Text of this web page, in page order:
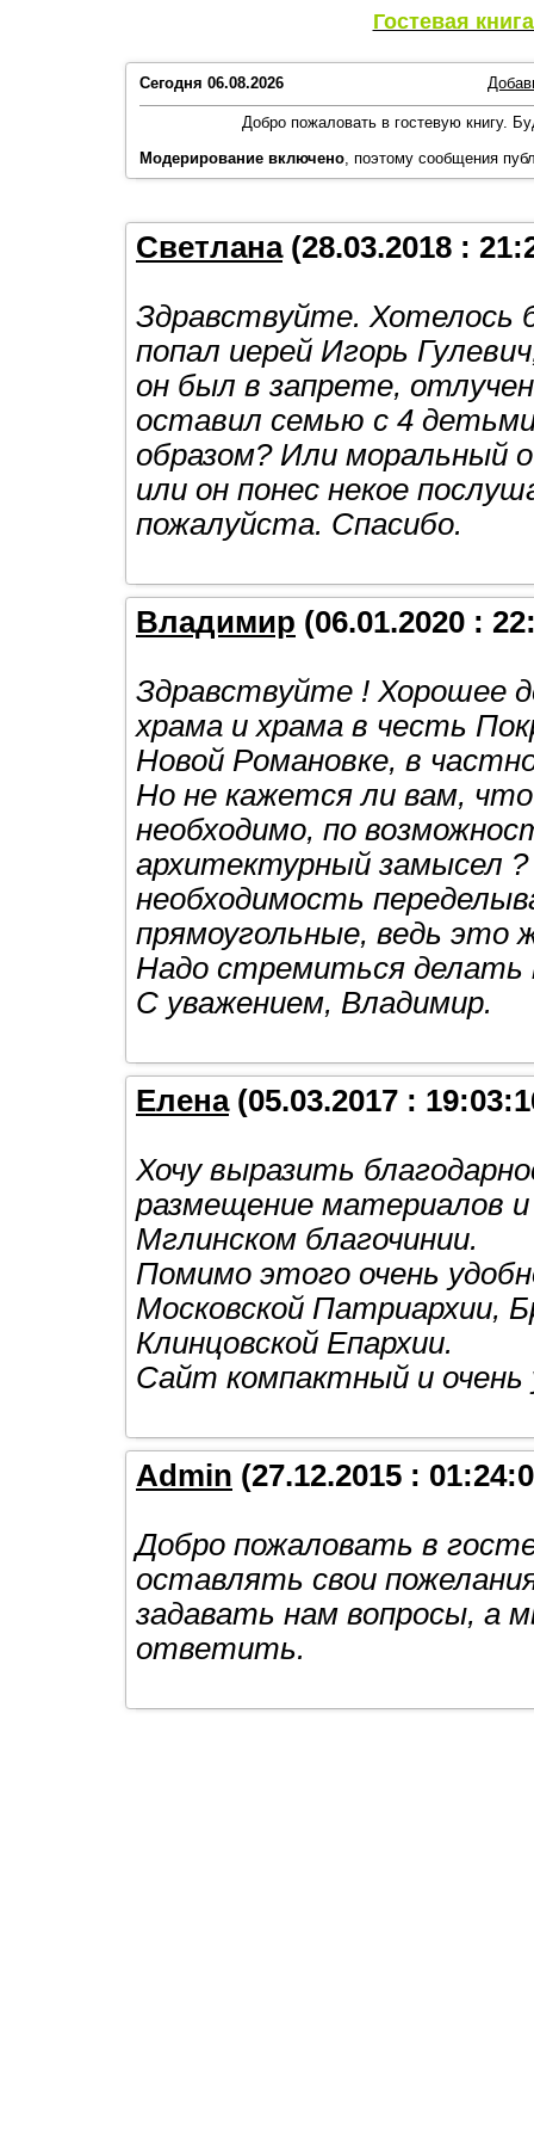
Гостевая
Сегодня 06.08.2026
Добро пожаловать в гостевую книгу.
Модерирование включено, поэтому сообщения
Светлана(28.03.2018 :
Здравствуйте. Хотелось
попал иерей Игорь
он был в запрете,
оставил семью с 4
образом? Или моральный
или он понес некое
пожалуйста. Спасибо.
Владимир (06.01.2020 :
Здравствуйте ! Хорошее
храма и храма в честь
Новой Романовке, в
Но не кажется ли вам,
необходимо, по
архитектурный замысел
необходимость
прямоугольные, ведь это
Надо стремиться делать
С уважением, Владимир.
Елена(05.03.2017 :
Хочу выразить
размещение материалов
Мглинском благочинии.
Помимо этого очень
Московской Патриархии,
Клинцовской Епархии.
Сайт компактный и очень
Admin (27.12.2015 :
Добро пожаловать в
оставлять свои
задавать нам вопросы, а
ответить.